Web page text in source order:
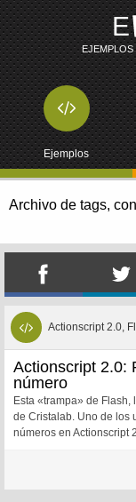
E
EJEMPLOS
Ejemplos
Archivo de tags,
Actionscript 2.0,
Actionscript 2.0:
número
Esta «trampa» de
de Cristalab. Uno de los
números en Actionscript